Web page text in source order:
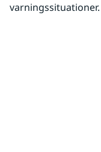
varningssituationer.